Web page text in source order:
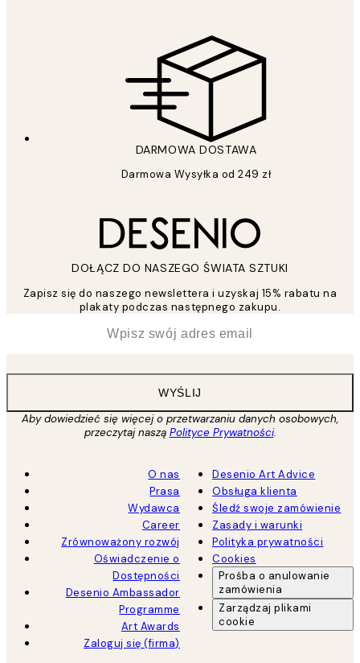
DARMOWA DOSTAWA
Darmowa Wysyłka od 249 zł
DOŁĄCZ DO NASZEGO ŚWIATA SZTUKI
Zapisz się do naszego newslettera i uzyskaj 15% rabatu na
plakaty podczas następnego zakupu.
WYŚLIJ
Aby dowiedzieć się więcej o przetwarzaniu danych osobowych,
przeczytaj naszą Polityce Prywatności.
O nas
Prasa
Wydawca
Career
Zrównoważony rozwój
Oświadczenie o
Dostępności
Desenio Ambassador
Programme
Art Awards
Zaloguj się (firma)
Desenio Art Advice
Obsługa klienta
Śledź swoje zamówienie
Zasady i warunki
Polityka prywatności
Cookies
Prośba o anulowanie
zamówienia
Zarządzaj plikami
cookie